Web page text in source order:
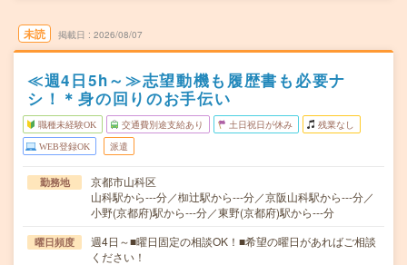
未読 掲載日 2026/08/07
≪週4日5h～≫志望動機も履歴書も必要ナ
シ！＊身の回りのお手伝い
職種未経験OK 交通費別途支給あり 土日祝日が休み 残業なし
WEB登録OK 派遣
勤務地
京都市山科区
山科駅から---分／椥辻駅から---分／京阪山科駅から---分／
小野(京都府)駅から---分／東野(京都府)駅から---分
曜日頻度
週4日～■曜日固定の相談OK！■希望の曜日があればご相談
ください！